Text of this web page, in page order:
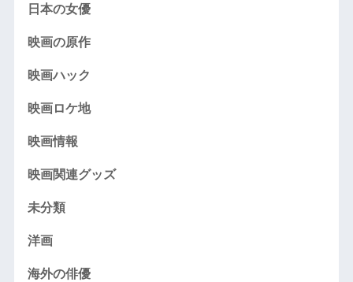
日本の女優
映画の原作
映画ハック
映画ロケ地
映画情報
映画関連グッズ
未分類
洋画
海外の俳優